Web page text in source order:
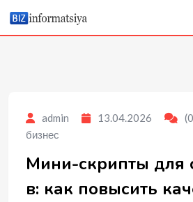
content
admin 13.04.2026
бизнес
Мини-скрипты для
в: как повысить